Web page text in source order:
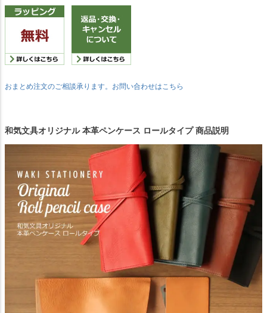
おまとめ注文のご相談承ります。お問い合わせはこちら
和気文具オリジナル 本革ペンケース ロールタイプ 商品説明